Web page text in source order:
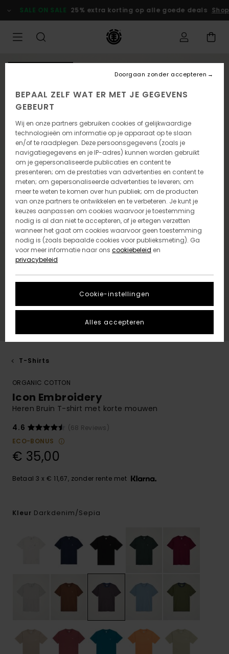
naar
Productinformatie
SALE ON SALE 25% extra korting op alle goede deals
T-Shirts
ORGANIC COTTON
Icon Embroidery
Heren Bruin T-shirt met korte mouwen
4.6
(68 Reviews)
ECO-BONUS
€ 35,00
Betaal 3 x € 11,67, zonder rente met
Kleur Darkdenim/sepia
BEPAAL ZELF WAT ER MET JE GEGEVENS
GEBEURT
Wij en onze partners gebruiken cookies of gelijkwaardige
technologieën om informatie op je apparaat op te slaan
en/of te raadplegen. Deze persoonsgegevens (zoals je
navigatiegegevens en je IP-adres) kunnen worden gebruikt
om je gepersonaliseerde publicaties en content te
presenteren; om de prestaties van advertenties en content te
meten; om gepersonaliseerde advertenties te leveren; om
meer te weten te komen over hun publiek; om de producten
van onze partners te ontwikkelen en te verbeteren. Je kunt je
keuzes aanpassen om cookies waarvoor je toestemming
nodig is al dan niet te accepteren, of je ertegen verzetten
wanneer het gaat om cookies waarvoor geen toestemming
nodig is (zoals bepaalde cookies voor publieksmeting). Ga
voor meer informatie naar ons cookiebeleid en
privacybeleid
Cookie-instellingen
Doorgaan zonder accepteren
Alles accepteren